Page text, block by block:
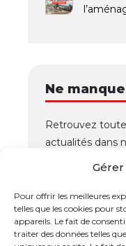
Pour offrir les meilleures
telles que les cookies pour
appareils. Le fait de
traiter des données telles
Ne
Retrouvez
actualités dans